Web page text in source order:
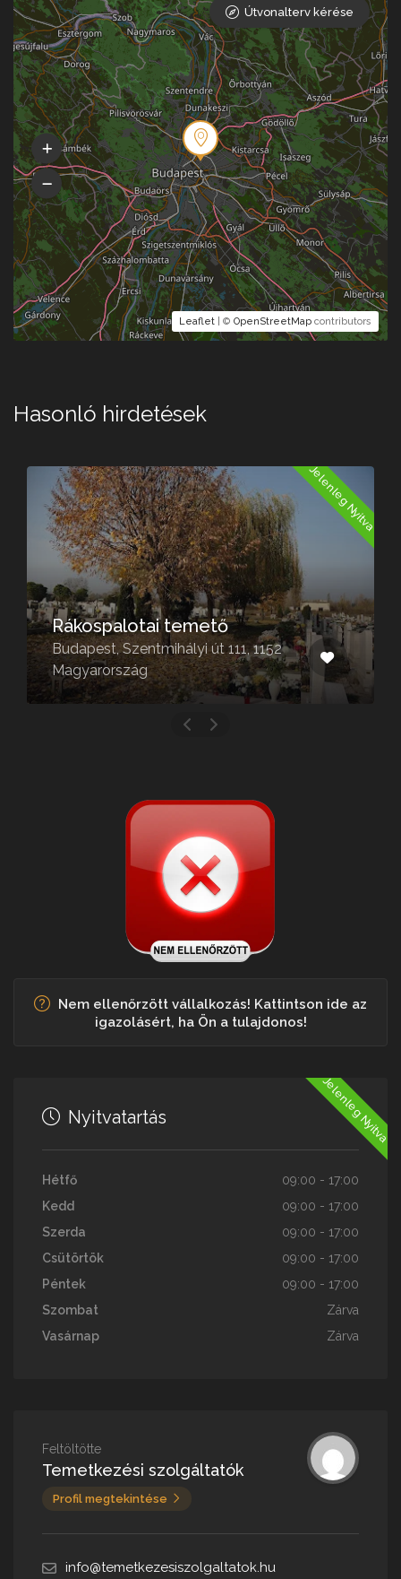
Leaflet | © OpenStreetMap contributors
Útvonalterv kérése
Hasonló hirdetések
Jelenleg Nyitva
Rákospalotai temető
Budapest, Szentmihályi út 111, 1152
Magyarország
Nem ellenőrzött vállalkozás! Kattintson ide az
igazolásért, ha Ön a tulajdonos!
Jelenleg Nyitva
Nyitvatartás
Hétfő
09:00 - 17:00
Kedd
09:00 - 17:00
Szerda
09:00 - 17:00
Csütörtök
09:00 - 17:00
Péntek
09:00 - 17:00
Szombat
Zárva
Vasárnap
Zárva
Feltöltötte
Temetkezési szolgáltatók
Profil megtekintése
info@temetkezesiszolgaltatok.hu